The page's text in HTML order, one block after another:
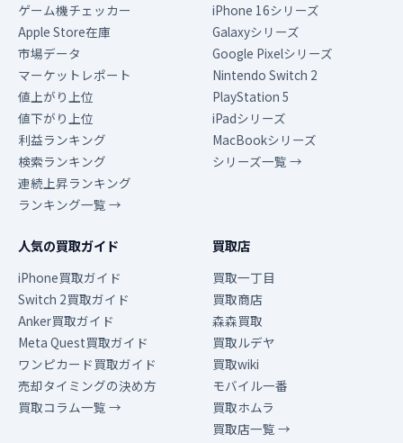
ゲーム機チェッカー
Apple Store在庫
市場データ
マーケットレポート
値上がり上位
値下がり上位
利益ランキング
検索ランキング
連続上昇ランキング
ランキング一覧 →
iPhone 16シリーズ
Galaxyシリーズ
Google Pixelシリーズ
Nintendo Switch 2
PlayStation 5
iPadシリーズ
MacBookシリーズ
シリーズ一覧 →
人気の買取ガイド
iPhone買取ガイド
Switch 2買取ガイド
Anker買取ガイド
Meta Quest買取ガイド
ワンピカード買取ガイド
売却タイミングの決め方
買取コラム一覧 →
買取店
買取一丁目
買取商店
森森買取
買取ルデヤ
買取wiki
モバイル一番
買取ホムラ
買取店一覧 →